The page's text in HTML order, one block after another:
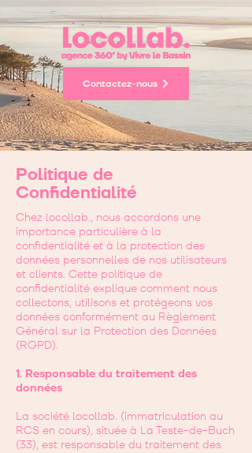
Contactez-nous
Politique de
Confidentialité
Chez locollab., nous accordons une
importance particulière à la
confidentialité et à la protection des
données personnelles de nos utilisateurs
et clients. Cette politique de
confidentialité explique comment nous
collectons, utilisons et protégeons vos
données conformément au Règlement
Général sur la Protection des Données
(RGPD).
1. Responsable du traitement des
données
La société locollab. (immatriculation au
RCS en cours), située à La Teste-de-Buch
(33), est responsable du traitement des